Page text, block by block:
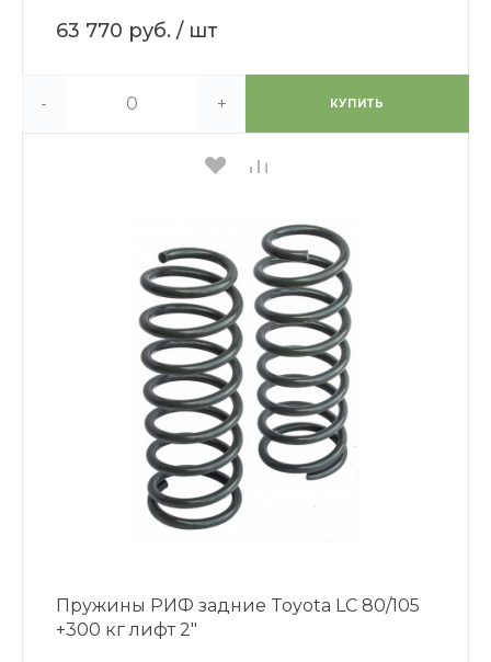
63 770 руб. / шт
- + КУПИТЬ
Пружины РИФ задние Toyota LC 80/105
+300 кг лифт 2"